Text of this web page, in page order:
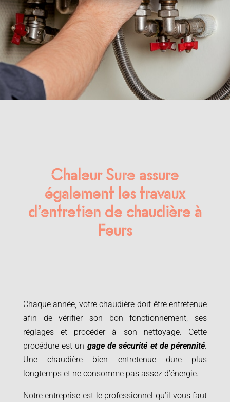
Chaleur Sure assure
également les travaux
d’entretien de chaudière à
Feurs
Chaque année, votre chaudière doit être entretenue
afin de vérifier son bon fonctionnement, ses
réglages et procéder à son nettoyage. Cette
procédure est un gage de sécurité et de pérennité.
Une chaudière bien entretenue dure plus
longtemps et ne consomme pas assez d’énergie.
Notre entreprise est le professionnel qu’il vous faut